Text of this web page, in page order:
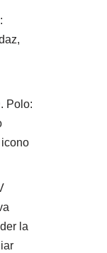
Polo:
la